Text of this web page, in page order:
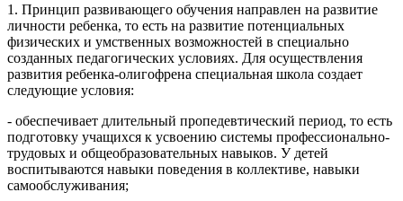
1. Принцип развивающего обучения направлен на развитие
личности ребенка, то есть на развитие потенциальных
физических и умственных возможностей в специально
созданных педагогических условиях. Для осуществления
развития ребенка-олигофрена специальная школа создает
следующие условия:
- обеспечивает длительный пропедевтический период, то есть
подготовку учащихся к усвоению системы профессионально-
трудовых и общеобразовательных навыков. У детей
воспитываются навыки поведения в коллективе, навыки
самообслуживания;